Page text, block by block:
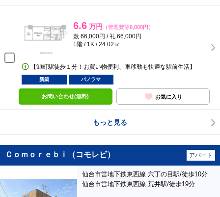
6.6 万円 （管理費等6,000円）
敷 66,000円 / 礼 66,000円
1階 / 1K / 24.02㎡
【卸町駅徒歩１分！お買い物便利、車移動も快適な駅前生活】
新築 パノラマ
お問い合わせ(無料) お気に入り
もっと見る
Ｃｏｍｏｒｅｂｉ（コモレビ） アパート
仙台市営地下鉄東西線 六丁の目駅/徒歩10分
仙台市営地下鉄東西線 荒井駅/徒歩19分